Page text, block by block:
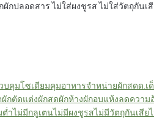
ปลอดสาร ไม่ใส่ผงชูรส ไม่ใส่วัตถุกั
บคุมโซเดียมคุมอาหารจำหน่ายผักสดด.เ
ผักตัดแต่งผักสดผักห้างผักอบแห้งลดความ
ต่ำไม่มีกลูเตนไม่มีผงชูรสไม่มีวัตถุกันเสีย